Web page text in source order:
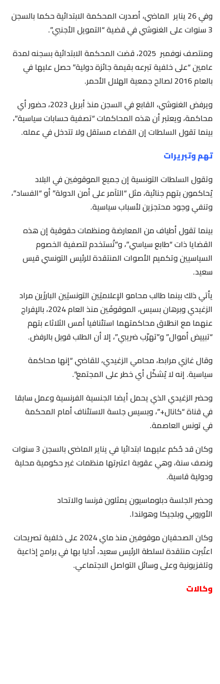
وفي 26 يناير الماضي، أصدرت المحكمة الابتدائية حكما بالسجن
3 سنوات على الغنوشي في قضية “التمويل الأجنبي”.
ومنتصف نوفمبر 2025، قضت المحكمة الابتدائية بسجنه لمدة
عامين “على خلفية تبرعه بقيمة جائزة دولية” حصل عليها في
بالعام 2016 لصالح جمعية الهلال الأحمر.
ويرفض الغنوشي، القابع في السجن منذ أبريل 2023، حضور أي
محاكمة، ويعتبر أن هذه المحاكمات “تصفية حسابات سياسية”،
بينما تقول السلطات إن القضاء مستقل ولا تتدخل في عمله.
تهم وتبريرات
وتقول السلطات التونسية إن جميع الموقوفين في البلاد
يُحاكمون بتهم جنائية، مثل “التآمر على أمن الدولة” أو “الفساد”،
وتنفي وجود محتجزين لأسباب سياسية.
بينما تقول أطياف من المعارضة ومنظمات حقوقية إن هذه
القضايا ذات “طابع سياسي”، و”تُستخدم لتصفية الخصوم
السياسيين وتكميم الأصوات المنتقدة للرئيس التونسي قيس
سعيد.
يأتي ذلك بينما طالب محامو الإعلاميَين التونسيَين البارزَين مراد
الزغيدي وبرهان بسيس، الموقوفَين منذ العام 2024، بالإفراج
عنهما مع انطلاق محاكمتهما استئنافيا أمس الثلاثاء بتهم
“تبييض أموال” و”تهرّب ضريبي”، إلا أن الطلب قوبل بالرفض.
وقال غازي مرابط، محامي الزغيدي، للقاضي “إنها محاكمة
سياسية. إنه لا يُشكّل أي خطر على المجتمع”.
وحضر الزغيدي الذي يحمل أيضا الجنسية الفرنسية وعمل سابقا
في قناة “كانال+”، وبسيس جلسة الاستئناف أمام المحكمة
في تونس العاصمة.
وكان قد حُكم عليهما ابتدائيا في يناير الماضي بالسجن 3 سنوات
ونصف سنة، وهي عقوبة اعتبرتها منظمات غير حكومية محلية
ودولية قاسية.
وحضر الجلسة دبلوماسيون يمثلون فرنسا والاتحاد
الأوروبي وبلجيكا وهولندا.
وكان الصحفيان موقوفين منذ ماي 2024 على خلفية تصريحات
اعتُبرت منتقدة لسلطة الرئيس سعيد، أدليا بها في برامج إذاعية
وتلفزيونية وعلى وسائل التواصل الاجتماعي.
وكالات